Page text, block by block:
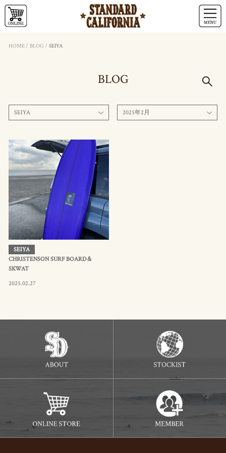
HOME/ BLOG / SEIYA
BLOG
SEIYA 2025年2月
SEIYA
CHRISTENSON SURF BOARD＆
SKWAT
2025.02.27